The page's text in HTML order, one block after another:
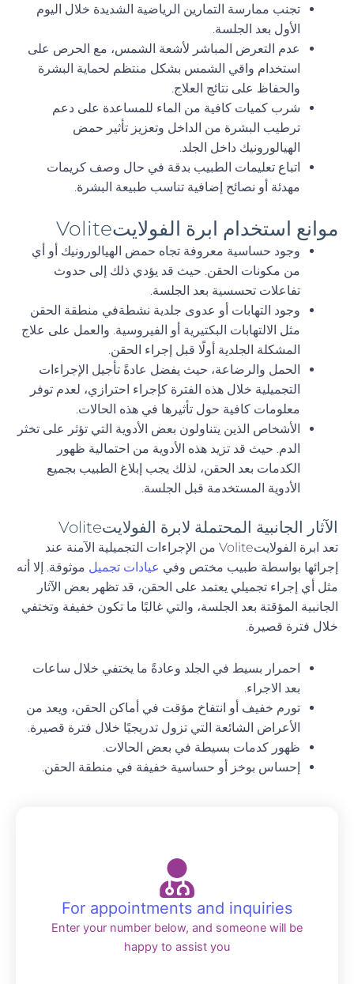
تجنب ممارسة التمارين الرياضية الشديدة خلال اليوم
الأول بعد الجلسة.
عدم التعرض المباشر لأشعة الشمس، مع الحرص على
استخدام واقي الشمس بشكل منتظم لحماية البشرة
والحفاظ على نتائج العلاج.
شرب كميات كافية من الماء للمساعدة على دعم
ترطيب البشرة من الداخل وتعزيز تأثير حمض
الهيالورونيك داخل الجلد.
اتباع تعليمات الطبيب بدقة في حال وصف كريمات
مهدئة أو نصائح إضافية تناسب طبيعة البشرة.
موانع استخدام ابرة الفولايتVolite
وجود حساسية معروفة تجاه حمض الهيالورونيك أو أي
من مكونات الحقن. حيث قد يؤدي ذلك إلى حدوث
تفاعلات تحسسية بعد الجلسة.
وجود التهابات أو عدوى جلدية نشطةفي منطقة الحقن
مثل الالتهابات البكتيرية أو الفيروسية. والعمل على علاج
المشكلة الجلدية أولًا قبل إجراء الحقن.
الحمل والرضاعة، حيث يفضل عادةً تأجيل الإجراءات
التجميلية خلال هذه الفترة كإجراء احترازي، لعدم توفر
معلومات كافية حول تأثيرها في هذه الحالات.
الأشخاص الذين يتناولون بعض الأدوية التي تؤثر على تخثر
الدم. حيث قد تزيد هذه الأدوية من احتمالية ظهور
الكدمات بعد الحقن، لذلك يجب إبلاغ الطبيب بجميع
الأدوية المستخدمة قبل الجلسة.
الآثار الجانبية المحتملة لابرة الفولايتVolite
تعد ابرة الفولايتVolite من الإجراءات التجميلية الآمنة عند
إجرائها بواسطة طبيب مختص وفي عيادات تجميل موثوقة. إلا أنه
مثل أي إجراء تجميلي يعتمد على الحقن، قد تظهر بعض الآثار
الجانبية المؤقتة بعد الجلسة، والتي غالبًا ما تكون خفيفة وتختفي
خلال فترة قصيرة.
احمرار بسيط في الجلد وعادةً ما يختفي خلال ساعات
بعد الاجراء.
تورم خفيف أو انتفاخ مؤقت في أماكن الحقن، ويعد من
الأعراض الشائعة التي تزول تدريجيًا خلال فترة قصيرة.
ظهور كدمات بسيطة في بعض الحالات.
إحساس بوخز أو حساسية خفيفة في منطقة الحقن.
For appointments and inquiries
Enter your number below, and someone will be
happy to assist you